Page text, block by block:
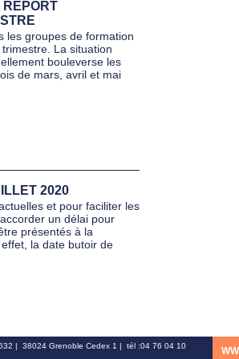
REPORT
les groupes de formation
La situation
bouleverse les
de mars, avril et mai
2020
et pour faciliter les
un délai pour
présentés à la
la date butoir de
| 38024 Grenoble Cedex 1 | tél :04 76 04 10